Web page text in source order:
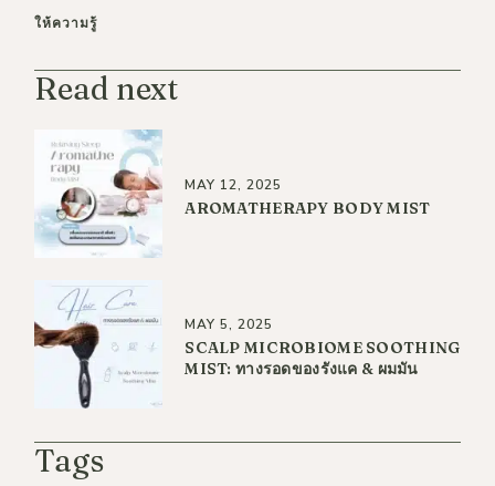
ให้ความรู้
Read next
MAY 12, 2025
AROMATHERAPY BODY MIST
MAY 5, 2025
SCALP MICROBIOME SOOTHING
MIST: ทางรอดของรังแค & ผมมัน
Tags